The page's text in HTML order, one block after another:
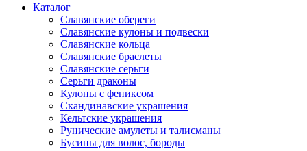
Каталог
Славянские обереги
Славянские кулоны и подвески
Славянские кольца
Славянские браслеты
Славянские серьги
Серьги драконы
Кулоны с фениксом
Скандинавские украшения
Кельтские украшения
Рунические амулеты и талисманы
Бусины для волос, бороды